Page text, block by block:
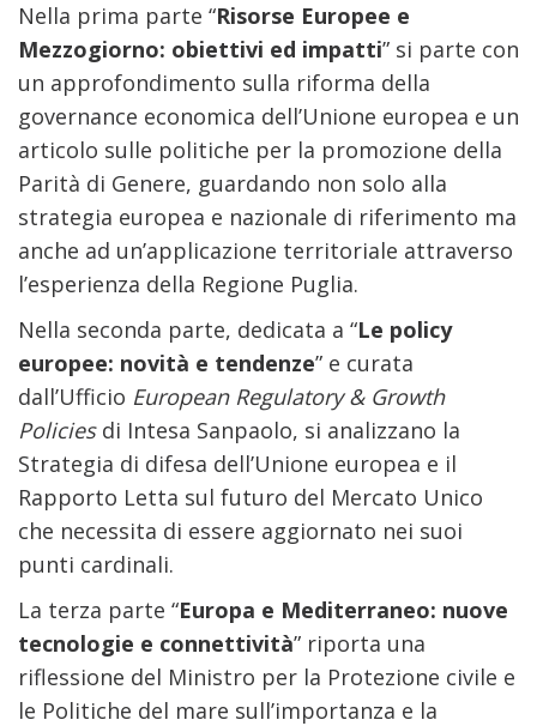
Nella prima parte “Risorse Europee e
Mezzogiorno: obiettivi ed impatti” si parte con
un approfondimento sulla riforma della
governance economica dell’Unione europea e un
articolo sulle politiche per la promozione della
Parità di Genere, guardando non solo alla
strategia europea e nazionale di riferimento ma
anche ad un’applicazione territoriale attraverso
l’esperienza della Regione Puglia.
Nella seconda parte, dedicata a “Le policy
europee: novità e tendenze” e curata
dall’Ufficio European Regulatory & Growth
Policies di Intesa Sanpaolo, si analizzano la
Strategia di difesa dell’Unione europea e il
Rapporto Letta sul futuro del Mercato Unico
che necessita di essere aggiornato nei suoi
punti cardinali.
La terza parte “Europa e Mediterraneo: nuove
tecnologie e connettività” riporta una
riflessione del Ministro per la Protezione civile e
le Politiche del mare sull’importanza e la